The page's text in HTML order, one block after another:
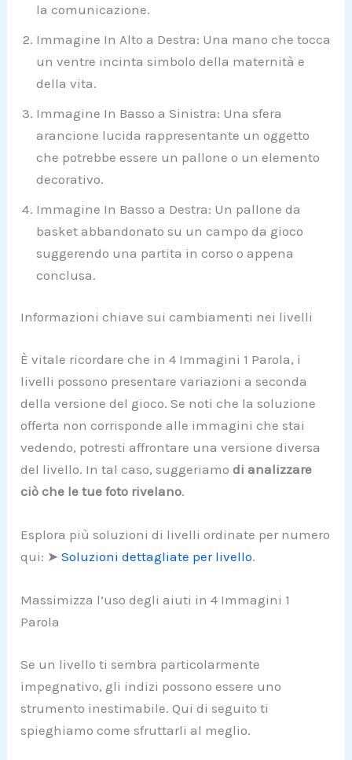
la comunicazione.
Immagine In Alto a Destra: Una mano che tocca
un ventre incinta simbolo della maternità e
della vita.
Immagine In Basso a Sinistra: Una sfera
arancione lucida rappresentante un oggetto
che potrebbe essere un pallone o un elemento
decorativo.
Immagine In Basso a Destra: Un pallone da
basket abbandonato su un campo da gioco
suggerendo una partita in corso o appena
conclusa.
Informazioni chiave sui cambiamenti nei livelli
È vitale ricordare che in 4 Immagini 1 Parola, i
livelli possono presentare variazioni a seconda
della versione del gioco. Se noti che la soluzione
offerta non corrisponde alle immagini che stai
vedendo, potresti affrontare una versione diversa
del livello. In tal caso, suggeriamodi analizzare
ciò che le tue foto rivelano.
Esplora più soluzioni di livelli ordinate per numero
qui: ➤Soluzioni dettagliate per livello.
Massimizza l’uso degli aiuti in 4 Immagini 1
Parola
Se un livello ti sembra particolarmente
impegnativo, gli indizi possono essere uno
strumento inestimabile. Qui di seguito ti
spieghiamo come sfruttarli al meglio.